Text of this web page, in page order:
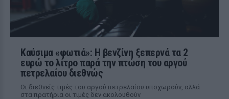
Καύσιμα «φωτιά»: Η βενζίνη ξεπερνά τα 2
ευρώ το λίτρο παρά την πτώση του αργού
πετρελαίου διεθνώς
Οι διεθνείς τιμές του αργού πετρελαίου υποχωρούν, αλλά
στα πρατήρια οι τιμές δεν ακολουθούν